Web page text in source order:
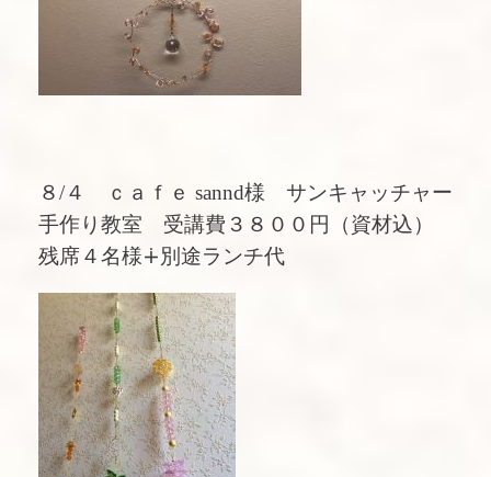
８/４ ｃａｆｅ sannd様 サンキャッチャー
手作り教室 受講費３８００円（資材込）
残席４名様∔別途ランチ代